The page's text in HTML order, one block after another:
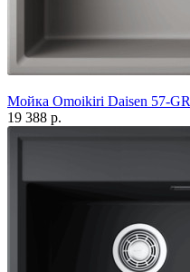
Мойка Omoikiri Daisen 57-GR
19 388 р.